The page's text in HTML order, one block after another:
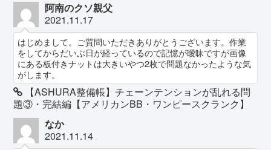
阿南のクソ親父
2021.11.17
はじめまして。ご質問いただきありがとうございます。作業
をしてからだいぶ日が経っているので記憶が曖昧ですが画像
にある板付きナットは大きいやつ2枚で問題なかったような気
がします。
【ASHURA整備帳】チェーンテンションが乱れる問
題③・完結編【アメリカンBB・ワンピースクランク】
なか
2021.11.14